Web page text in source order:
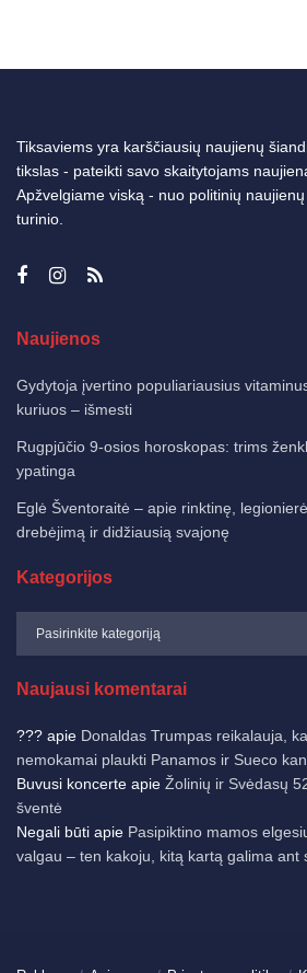
Tiksaviems yra karščiausių naujienų
tikslas - pateikti savo skaitytojams
Apžvelgiame viską - nuo politinių
turinio.
Naujienos
Gydytoja įvertino populiariausius
kuriuos – išmesti
Rugpjūčio 9-osios horoskopas: trims
ypatinga
Eglė Šventoraitė – apie rinktinę,
drebėjimą ir didžiausią svajonę
Kategorijos
Naujausi komentarai
??? apie Donaldas Trumpas reikalauja,
nemokamai plaukti Panamos ir Sueco
Buvusi koncerte apie Žolinių ir Svėdasų
šventė
Negali būti apie Pasipiktino mamos
valgau – ten kakoju, kitą kartą galima ant